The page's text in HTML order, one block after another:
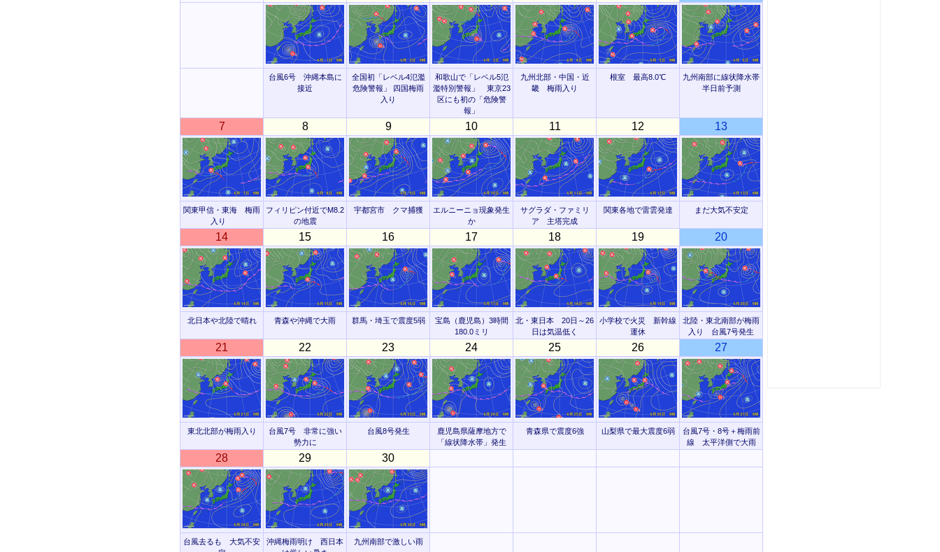
台風6号 沖縄本島に
接近
全国初「レベル4氾濫
危険警報」 四国梅雨
入り
和歌山で「レベル5氾
濫特別警報」 東京23
区にも初の「危険警
報」
九州北部・中国・近
畿 梅雨入り
根室 最高8.0℃
九州南部に線状降水帯
半日前予測
7 8 9 10 11 12 13
関東甲信・東海 梅雨
入り
フィリピン付近でM8.2
の地震
宇都宮市 クマ捕獲
エルニーニョ現象発生
か
サグラダ・ファミリ
ア 主塔完成
関東各地で雷雲発達 まだ大気不安定
14 15 16 17 18 19 20
北日本や北陸で晴れ 青森や沖縄で大雨 群馬・埼玉で震度5弱
宝島（鹿児島）3時間
180.0ミリ
北・東日本 20日～26
日は気温低く
小学校で火災 新幹線
運休
北陸・東北南部が梅雨
入り 台風7号発生
21 22 23 24 25 26 27
東北北部が梅雨入り
台風7号 非常に強い
勢力に
台風8号発生
鹿児島県薩摩地方で
「線状降水帯」発生
青森県で震度6強 山梨県で最大震度6弱
台風7号・8号＋梅雨前
線 太平洋側で大雨
28 29 30
台風去るも 大気不安
沖縄梅雨明け 西日本
九州南部で激しい雨